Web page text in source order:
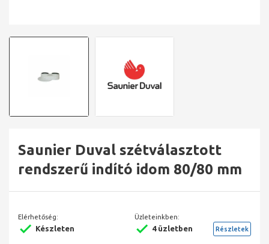
Saunier Duval szétválasztott
rendszerű indító idom 80/80 mm
Elérhetőség:
Készleten
Üzleteinkben:
4 üzletben Részletek